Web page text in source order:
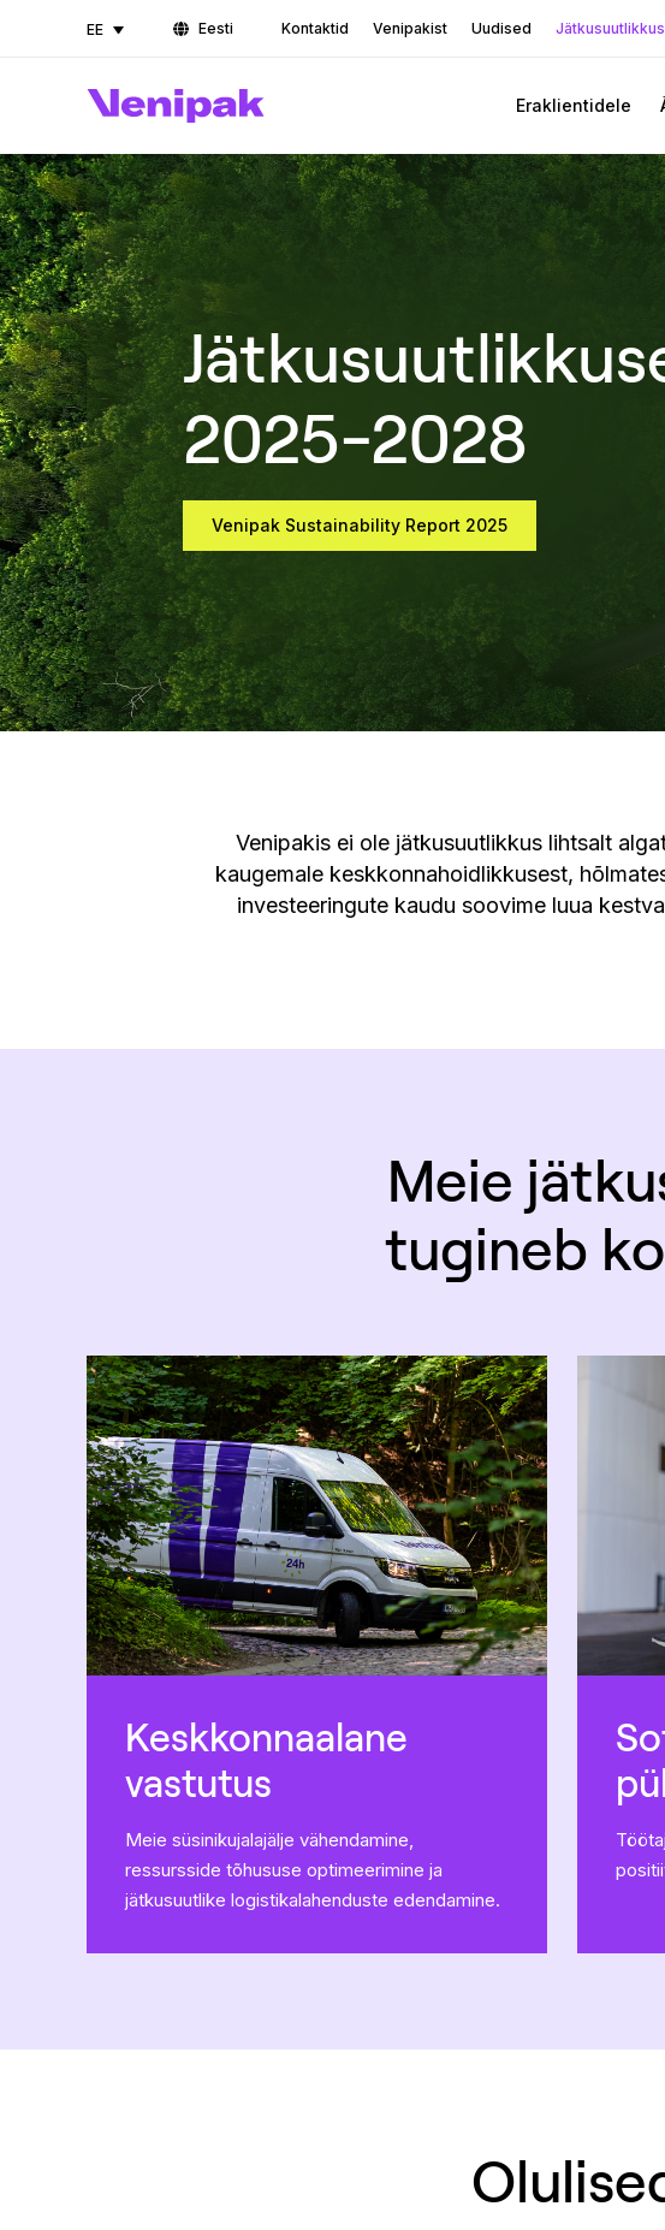
EE Eesti Kontaktid Venipakist Uudised Jätkusuutlikkus
Eraklientidele
2025-2028
Venipak Sustainability Report 2025
Venipakis ei ole jätkusuutlikkus lihtsalt
kaugemale keskkonnahoidlikkusest,
investeeringute kaudu soovime luua
Meie
tugineb
Keskkonnaalane
vastutus
Meie süsinikujalajälje vähendamine,
ressursside tõhususe optimeerimine ja
jätkusuutlike logistikalahenduste edendamine.